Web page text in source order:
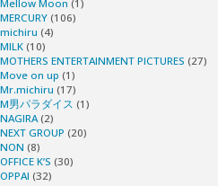
Mellow Moon (1)
MERCURY (106)
michiru (4)
MILK (10)
MOTHERS ENTERTAINMENT PICTURES (27)
Move on up (1)
Mr.michiru (17)
M男パラダイス (1)
NAGIRA(2)
NEXT GROUP (20)
NON (8)
OFFICE K’S (30)
OPPAI (32)